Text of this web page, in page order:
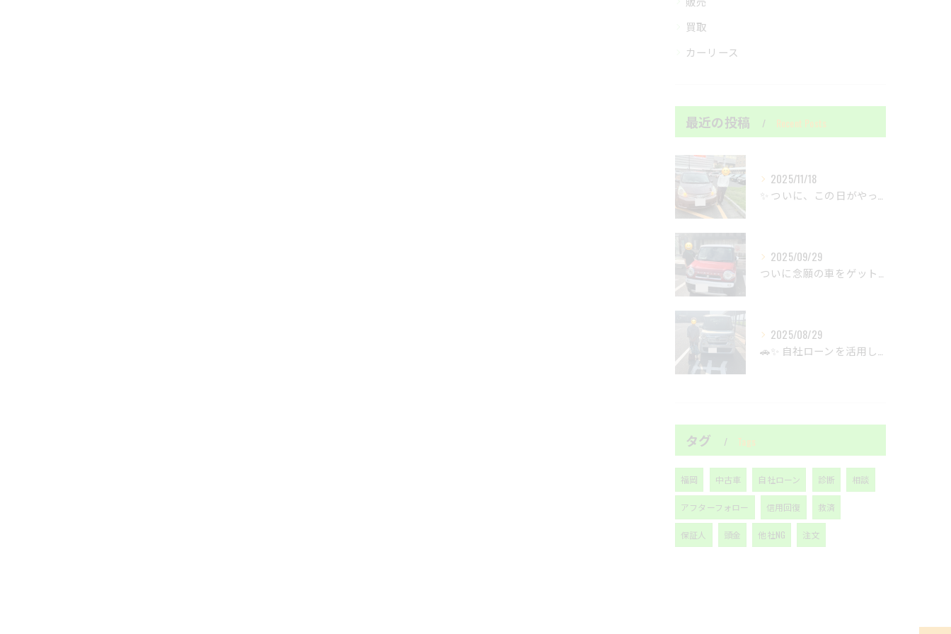
買取
カーリース
最近の投稿 Recent Posts
2025/11/18
2025/09/29
2025/08/29
タグ Tags
福岡 中古車 自社ローン 診断 相談
アフターフォロー 信用回復 救済
保証人 頭金 他社NG 注文